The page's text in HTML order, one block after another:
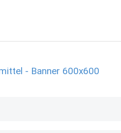
- Banner 600x600